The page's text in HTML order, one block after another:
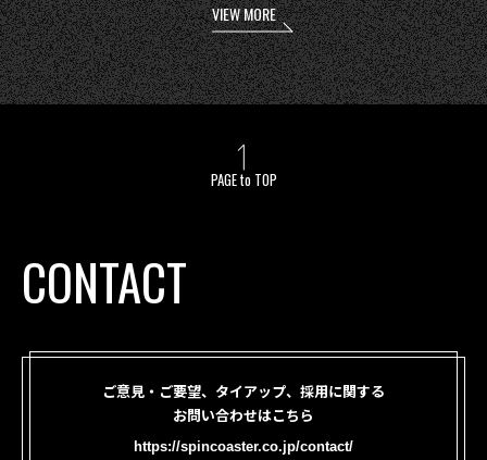
VIEW MORE
PAGE to TOP
CONTACT
ご意見・ご要望、タイアップ、採用に関する
お問い合わせはこちら
https://spincoaster.co.jp/contact/